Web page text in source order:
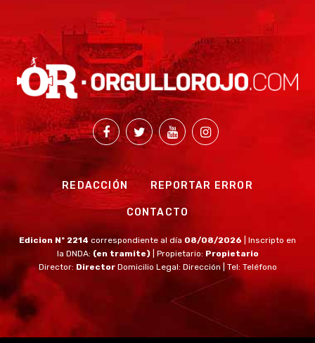
REDACCIÓN REPORTAR ERROR
CONTACTO
Edicion Nº 2214 correspondiente al día 08/08/2026
| Inscripto en
la DNDA: (en tramite) | Propietario: Propietario
Director: Director Domicilio Legal: Dirección | Tel: Teléfono